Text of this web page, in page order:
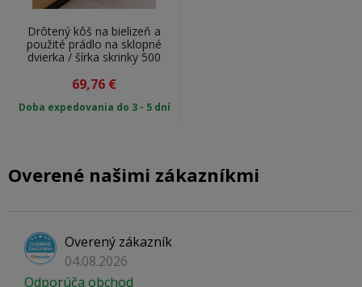
Výklopný kôš na prádlo má množstvo výhod, medzi ktoré
patria:
použitého prádla.
Je ľahko inštalovaný.
Drôtený kôš na bielizeň a
použité prádlo na sklopné
dvierka / šírka skrinky 500
69,76 €
Doba expedovania do 3 - 5 dní
Overené našimi zákazníkmi
Overený zákazník
04.08.2026
Odporúča obchod